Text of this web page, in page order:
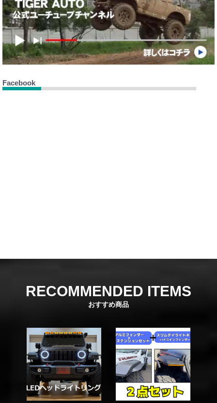
Facebook
RECOMMENDED ITEMS
おすすめ商品